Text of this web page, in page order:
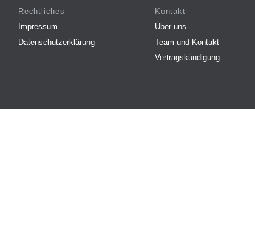
Rechtliches
Impressum
Datenschutzerklärung
Kontakt
Über uns
Team und Kontakt
Vertragskündigung